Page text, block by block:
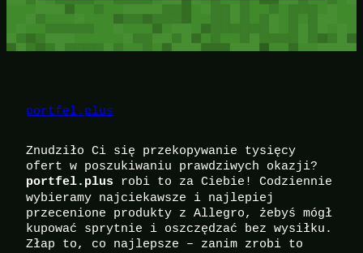
portfel.plus
Znudziło Ci się przekopywanie tysięcy
ofert w poszukiwaniu prawdziwych okazji?
portfel.plus robi to za Ciebie! Codziennie
wybieramy najciekawsze i najlepiej
przecenione produkty z Allegro, żebyś mógł
kupować sprytnie i oszczędzać bez wysiłku.
Złap to, co najlepsze – zanim zrobi to